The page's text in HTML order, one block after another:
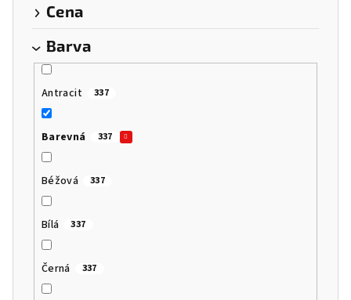
Cena
Barva
Antracit 337
Barevná 337
Béžová 337
Bílá 337
Černá 337